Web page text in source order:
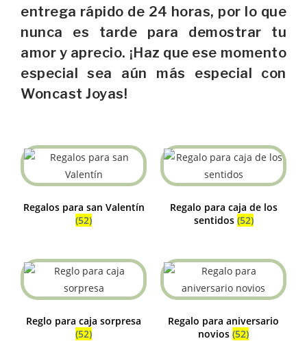
entrega rápido de 24 horas, por lo que
nunca es tarde para demostrar tu
amor y aprecio. ¡Haz que ese momento
especial sea aún más especial con
Woncast Joyas!
Regalos para san Valentín
(52)
Regalo para caja de los
sentidos (52)
Reglo para caja sorpresa
(52)
Regalo para aniversario
novios (52)